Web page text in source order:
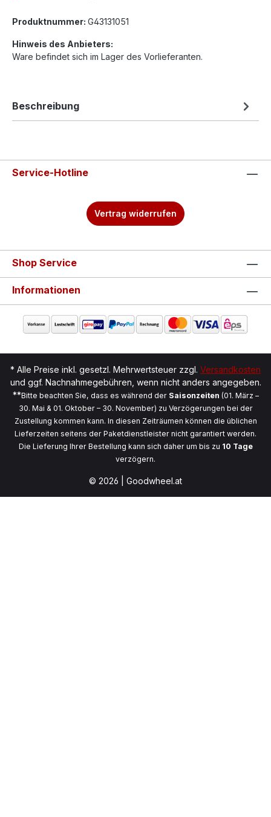
Produktnummer: G43131051
Hinweis des Anbieters:
Ware befindet sich im Lager des Vorlieferanten.
Beschreibung
Service-Hotline
Vertrag widerrufen
Shop Service
Informationen
* Alle Preise inkl. gesetzl. Mehrwertsteuer zzgl. Versandkosten
und ggf. Nachnahmegebühren, wenn nicht anders angegeben.
**Bitte beachten Sie, dass es während der Saisonzeiten (01. März –
30. Mai & 01. Oktober – 30. November) zu Verzögerungen bei der
Zustellung kommen kann. In diesen Zeiträumen können die üblichen
Lieferzeiten seitens der Paketdienstleister nicht garantiert werden.
Die Lieferung Ihrer Bestellung kann sich daher um bis zu 10 Tage
verzögern.
© 2026 | Goodwheel.at